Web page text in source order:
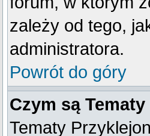
zależy od tego,
administratora.
Powrót do góry
Czym są
Tematy